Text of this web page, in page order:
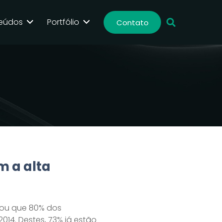
Portfólio Contato
a alta
que 80% dos